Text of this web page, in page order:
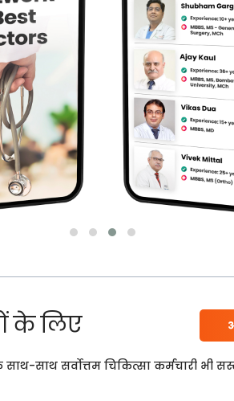
के लिए
साथ सर्वोत्तम चिकित्सा कर्मचारी भी